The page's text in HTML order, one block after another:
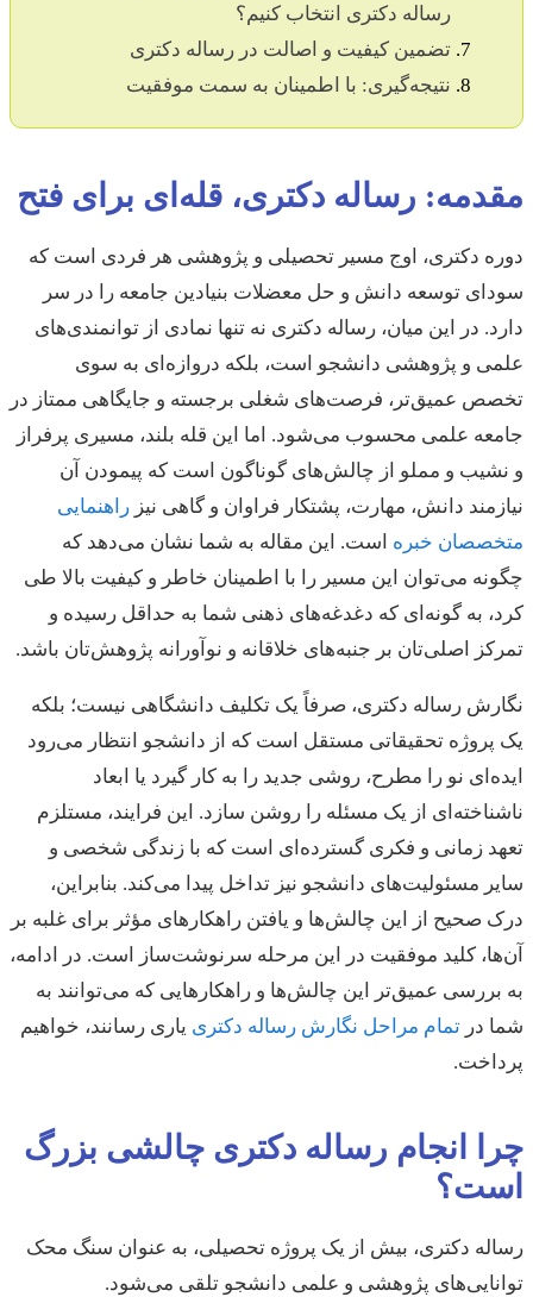
رساله دکتری انتخاب کنیم؟
تضمین کیفیت و اصالت در رساله دکتری
نتیجه‌گیری: با اطمینان به سمت موفقیت
مقدمه: رساله دکتری، قله‌ای برای فتح
دوره دکتری، اوج مسیر تحصیلی و پژوهشی هر فردی است که
سودای توسعه دانش و حل معضلات بنیادین جامعه را در سر
دارد. در این میان، رساله دکتری نه تنها نمادی از توانمندی‌های
علمی و پژوهشی دانشجو است، بلکه دروازه‌ای به سوی
تخصص عمیق‌تر، فرصت‌های شغلی برجسته و جایگاهی ممتاز در
جامعه علمی محسوب می‌شود. اما این قله بلند، مسیری پرفراز
و نشیب و مملو از چالش‌های گوناگون است که پیمودن آن
نیازمند دانش، مهارت، پشتکار فراوان و گاهی نیز راهنمایی
متخصصان خبره است. این مقاله به شما نشان می‌دهد که
چگونه می‌توان این مسیر را با اطمینان خاطر و کیفیت بالا طی
کرد، به گونه‌ای که دغدغه‌های ذهنی شما به حداقل رسیده و
تمرکز اصلی‌تان بر جنبه‌های خلاقانه و نوآورانه پژوهش‌تان باشد.
نگارش رساله دکتری، صرفاً یک تکلیف دانشگاهی نیست؛ بلکه
یک پروژه تحقیقاتی مستقل است که از دانشجو انتظار می‌رود
ایده‌ای نو را مطرح، روشی جدید را به کار گیرد یا ابعاد
ناشناخته‌ای از یک مسئله را روشن سازد. این فرایند، مستلزم
تعهد زمانی و فکری گسترده‌ای است که با زندگی شخصی و
سایر مسئولیت‌های دانشجو نیز تداخل پیدا می‌کند. بنابراین،
درک صحیح از این چالش‌ها و یافتن راهکارهای مؤثر برای غلبه بر
آن‌ها، کلید موفقیت در این مرحله سرنوشت‌ساز است. در ادامه،
به بررسی عمیق‌تر این چالش‌ها و راهکارهایی که می‌توانند به
شما در تمام مراحل نگارش رساله دکتری یاری رسانند، خواهیم
پرداخت.
چرا انجام رساله دکتری چالشی بزرگ
است؟
رساله دکتری، بیش از یک پروژه تحصیلی، به عنوان سنگ محک
توانایی‌های پژوهشی و علمی دانشجو تلقی می‌شود.